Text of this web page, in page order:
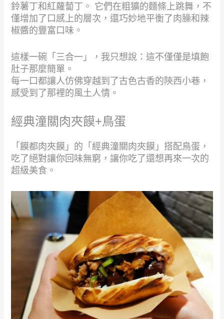
鈴薯丁和紅蘿蔔丁。 它們在粗獷的麵條上跳舞，不
僅增加了口感上的層次，還巧妙地平衡了肉臊和辣
椒醬的豐富口味。
這樣一碗「三合一」，我只想說：這不僅僅是填飽
肚子那麼簡單。
每一口都讓人仿佛穿越到了古色古香的陝西小巷，
感受到了那裡的風土人情。
經典潼關肉夾饃+鳥蛋
「饃都肉夾饃」的「經典潼關肉夾饃」搭配鳥蛋，
吃了絕對讓你回味無窮，讓你吃了還想再來一次的
超級美食。